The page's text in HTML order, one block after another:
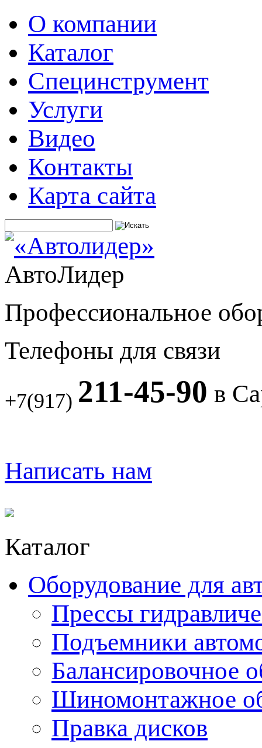
О компании
Каталог
Специнструмент
Услуги
Видео
Контакты
Карта сайта
АвтоЛидер
Профессиональное
Телефоны для связи
+7(917) 211-45-90 в
Написать нам
Каталог
Оборудование для
Прессы
Подъемники
Балансировочное
Шиномонтажное
Правка дисков